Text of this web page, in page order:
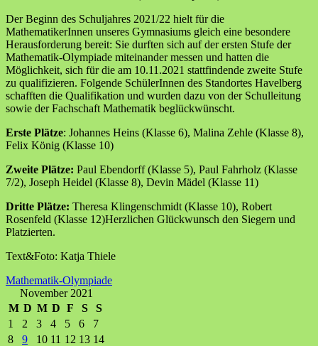
Der Beginn des Schuljahres 2021/22 hielt für die
MathematikerInnen unseres Gymnasiums gleich eine besondere
Herausforderung bereit: Sie durften sich auf der ersten Stufe der
Mathematik-Olympiade miteinander messen und hatten die
Möglichkeit, sich für die am 10.11.2021 stattfindende zweite Stufe
zu qualifizieren. Folgende SchülerInnen des Standortes Havelberg
schafften die Qualifikation und wurden dazu von der Schulleitung
sowie der Fachschaft Mathematik beglückwünscht.
Erste Plätze: Johannes Heins (Klasse 6), Malina Zehle (Klasse 8),
Felix König (Klasse 10)
Zweite Plätze: Paul Ebendorff (Klasse 5), Paul Fahrholz (Klasse
7/2), Joseph Heidel (Klasse 8), Devin Mädel (Klasse 11)
Dritte Plätze: Theresa Klingenschmidt (Klasse 10), Robert
Rosenfeld (Klasse 12)Herzlichen Glückwunsch den Siegern und
Platzierten.
Text&Foto: Katja Thiele
Mathematik-Olympiade
November 2021
M D M D F S
S
1
2 3 4 5 6
7
8
9 10 11 12 13 14